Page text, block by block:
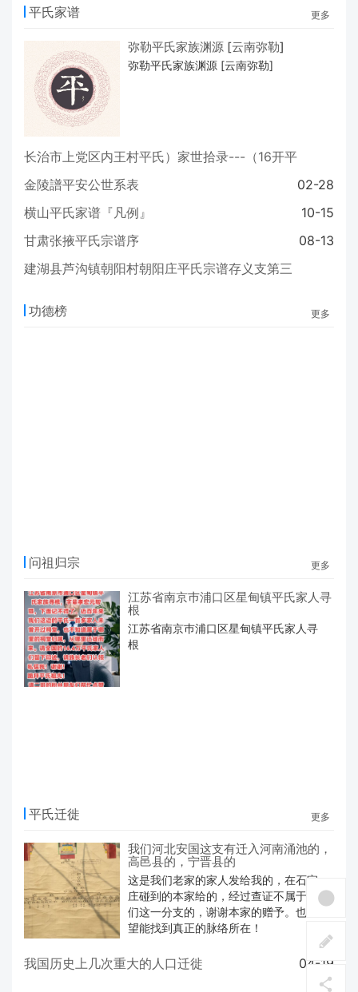
平氏家谱 更多
弥勒平氏家族渊源 [云南弥勒]
弥勒平氏家族渊源 [云南弥勒]
长治市上党区内王村平氏）家世拾录---（16开平
装 2014年7月一版一印）
05-24
金陵譜平安公世系表
02-28
横山​平氏家谱『凡例』
10-15
甘肃张掖平氏宗谱序
08-13
建湖县芦沟镇朝阳村朝阳庄平氏宗谱存义支第三
功德榜
更多
问祖归宗 更多
江苏省南京巿浦口区星甸镇平氏家人寻
根
江苏省南京巿浦口区星甸镇平氏家人寻
根
平氏迁徙 更多
我们河北安国这支有迁入河南涌池的，
高邑县的，宁晋县的
这是我们老家的家人发给我的，在石家
庄碰到的本家给的，经过查证不属于我
们这一分支的，谢谢本家的赠予。也希
望能找到真正的脉络所在！
我国历史上几次重大的人口迁徙 04-19